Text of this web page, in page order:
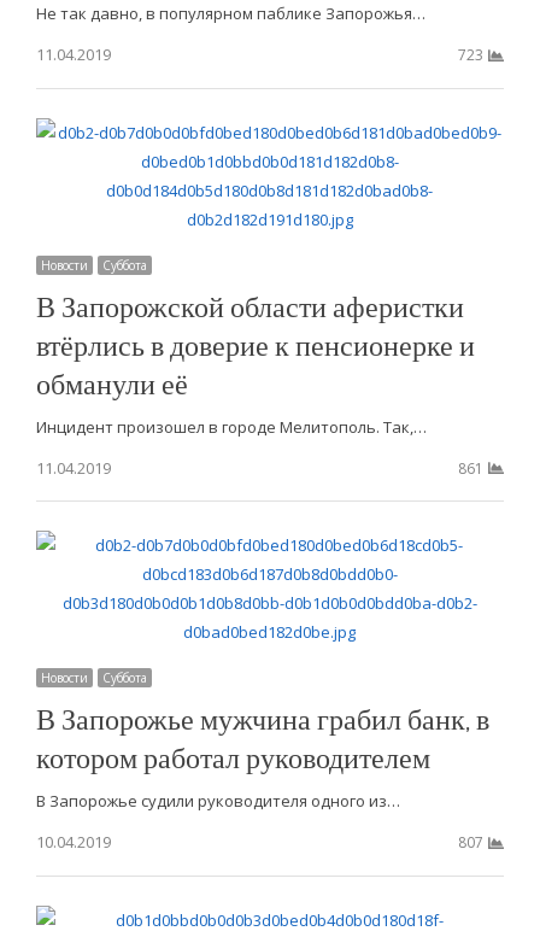
Не так давно, в популярном паблике Запорожья…
11.04.2019
723
Новости Суббота
В Запорожской области аферистки
втёрлись в доверие к пенсионерке и
обманули её
Инцидент произошел в городе Мелитополь. Так,…
11.04.2019
861
Новости Суббота
В Запорожье мужчина грабил банк, в
котором работал руководителем
В Запорожье судили руководителя одного из…
10.04.2019
807